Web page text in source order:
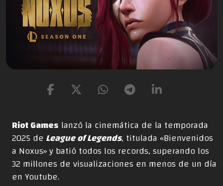
Riot Games lanzó la cinemática de la temporada
2025 deLeague of Legends, titulada «Bienvenidos
a Noxus» y batió todos los records, superando los
32 millones de visualizaciones en menos de un día
en Youtube.